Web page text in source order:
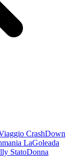
CrashDown
LaGoleada
StatoDonna